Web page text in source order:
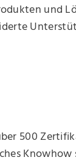
und
500
Knowhow